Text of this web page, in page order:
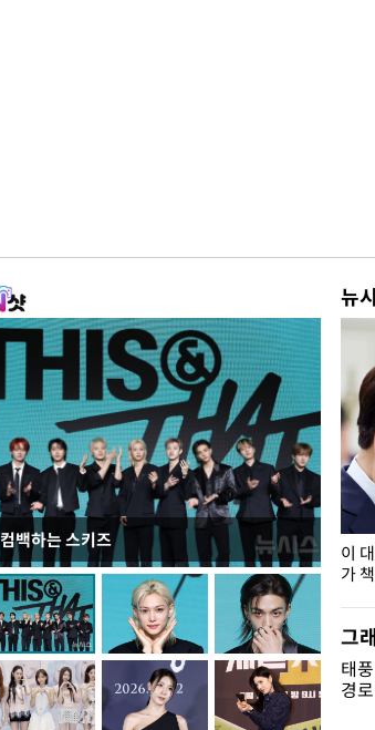
컴백하는 스키즈
뉴
지석천 뒤덮은 개구리밥
이
가
그
태
경로